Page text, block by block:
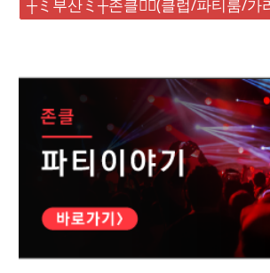
┼ミ부산ミ┼존클❤️‍🔥(클럽/파티룸/가